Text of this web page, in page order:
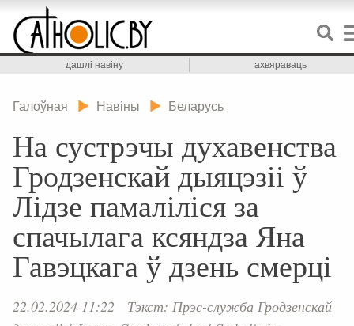
дашлі навіну ахвяраваць
Галоўная Навіны Беларусь
На сустрэчы духавенства
Гродзенскай дыяцэзіі ў
Лідзе памаліліся за
спачылага ксяндза Яна
Гавэцкага ў дзень смерці
22.02.2024 11:22
Тэкст: Прэс-служба Гродзенскай